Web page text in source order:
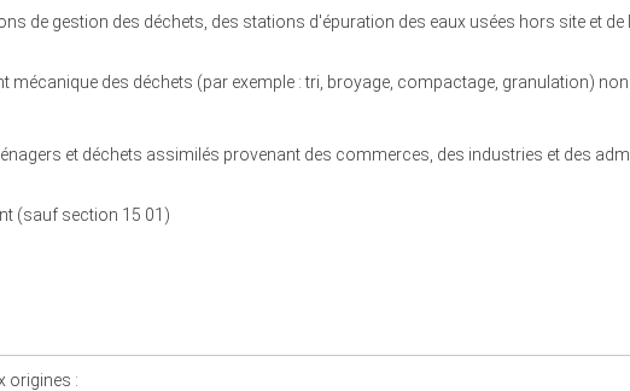
de gestion des déchets, des stations d'épuration des eaux usées hors site et
des déchets (par exemple : tri, broyage, compactage, granulation)
et déchets assimilés provenant des commerces, des industries et des
(sauf section 15 01)
origines :